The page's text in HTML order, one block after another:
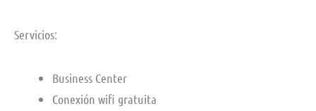
Servicios:
Business Center
Conexión wifi gratuita